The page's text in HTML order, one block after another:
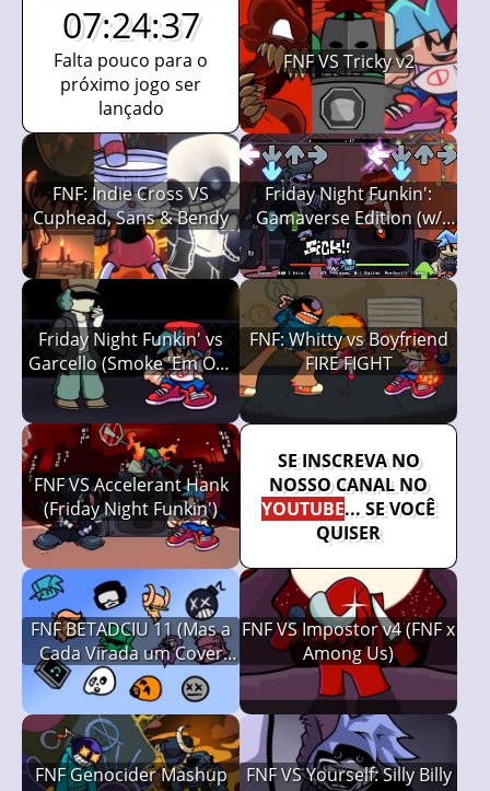
07:24:36
Falta pouco para o
próximo jogo ser
lançado
FNF VS Tricky v2
FNF: Indie Cross VS
Cuphead, Sans & Bendy
Friday Night Funkin':
Gamaverse Edition (w/
Spaghetti)
Friday Night Funkin' vs
Garcello (Smoke 'Em Out
Struggle)
FNF: Whitty vs Boyfriend
FIRE FIGHT
FNF VS Accelerant Hank
(Friday Night Funkin')
SE INSCREVA NO
NOSSO CANAL NO
YOUTUBE... SE VOCÊ
QUISER
FNF BETADCIU 11 (Mas a
Cada Virada um Cover
Diferente é Usado, Friday
Night Funkin')
FNF VS Impostor v4 (FNF x
Among Us)
FNF Genocider Mashup
FNF VS Yourself: Silly Billy